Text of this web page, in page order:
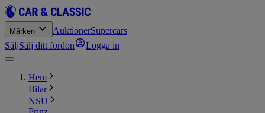
Märken AuktionerSupercars
SäljSälj ditt fordon Logga in
Hem
Bilar
NSU